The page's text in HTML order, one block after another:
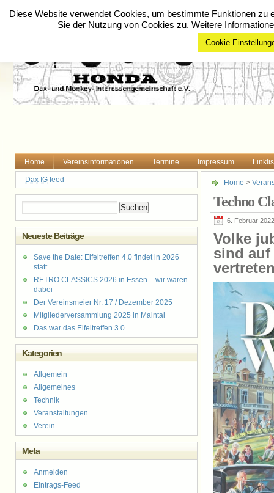
Home Vereinsinformationen Termine Impressum
Home >
Techno
6. Februar 2022
Volke
sind auf
Dax IG feed
nach:
Neueste Beiträge
Save the Date: Eifeltreffen 4.0 findet in 2026
statt
RETRO CLASSICS 2026 in Essen – wir waren
dabei
Der Vereinsmeier Nr. 17 / Dezember 2025
Mitgliederversammlung 2025 in Maintal
Das war das Eifeltreffen 3.0
Kategorien
Allgemein
Allgemeines
Technik
Veranstaltungen
Verein
Meta
Anmelden
Eintrags-Feed
Diese Website verwendet Cookies, um bestimmte Funktionen
Sie der Nutzung von Cookies zu. Weitere
Cookie